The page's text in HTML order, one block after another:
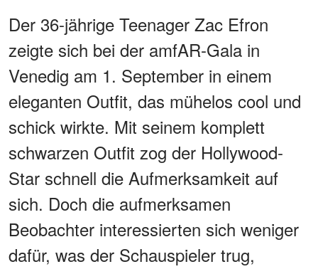
Der 36-jährige Teenager Zac Efron
zeigte sich bei der amfAR-Gala in
Venedig am 1. September in einem
eleganten Outfit, das mühelos cool und
schick wirkte. Mit seinem komplett
schwarzen Outfit zog der Hollywood-
Star schnell die Aufmerksamkeit auf
sich. Doch die aufmerksamen
Beobachter interessierten sich weniger
dafür, was der Schauspieler trug,